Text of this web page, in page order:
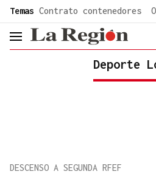
Temas Contrato contenedores
header.menu.open
Deporte
DESCENSO A SEGUNDA RFEF